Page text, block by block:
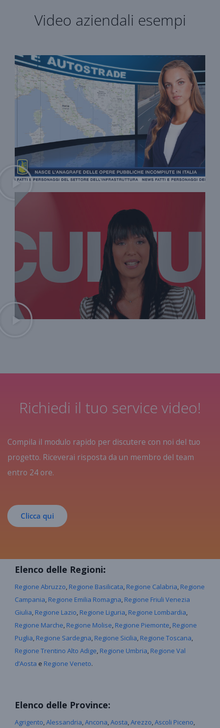
Video aziendali esempi
Richiedi il tuo service video!
Compila il modulo rapido per discutere con noi del tuo
progetto. Riceverai risposta da un membro del team
entro 24 ore.
Clicca qui
Elenco delle Regioni:
Regione Abruzzo, Regione Basilicata, Regione Calabria, Regione
Campania, Regione Emilia Romagna, Regione Friuli Venezia
Giulia, Regione Lazio, Regione Liguria, Regione Lombardia,
Regione Marche, Regione Molise, Regione Piemonte, Regione
Puglia, Regione Sardegna, Regione Sicilia, Regione Toscana,
Regione Trentino Alto Adige, Regione Umbria, Regione Val
d’Aosta e Regione Veneto.
Elenco delle Province:
Agrigento,Alessandria,Ancona,Aosta,Arezzo,Ascoli Piceno